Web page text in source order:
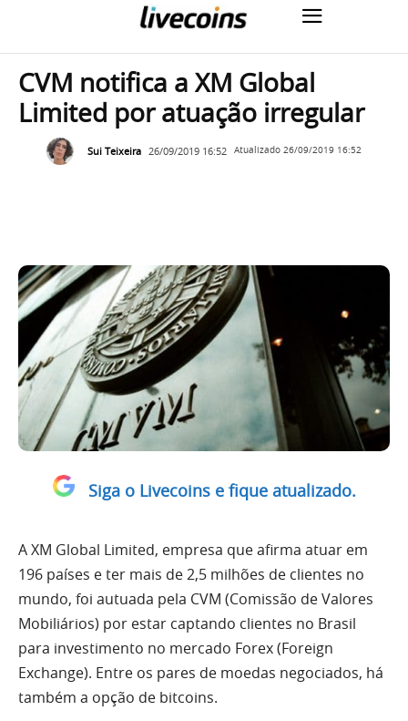
CVM notifica a XM Global
Limited por atuação irregular
Sui Teixeira 26/09/2019 16:52 Atualizado 26/09/2019 16:52
Siga o Livecoins e fique atualizado.
A XM Global Limited, empresa que afirma atuar em
196 países e ter mais de 2,5 milhões de clientes no
mundo, foi autuada pela CVM (Comissão de Valores
Mobiliários) por estar captando clientes no Brasil
para investimento no mercado Forex (Foreign
Exchange). Entre os pares de moedas negociados, há
também a opção de bitcoins.